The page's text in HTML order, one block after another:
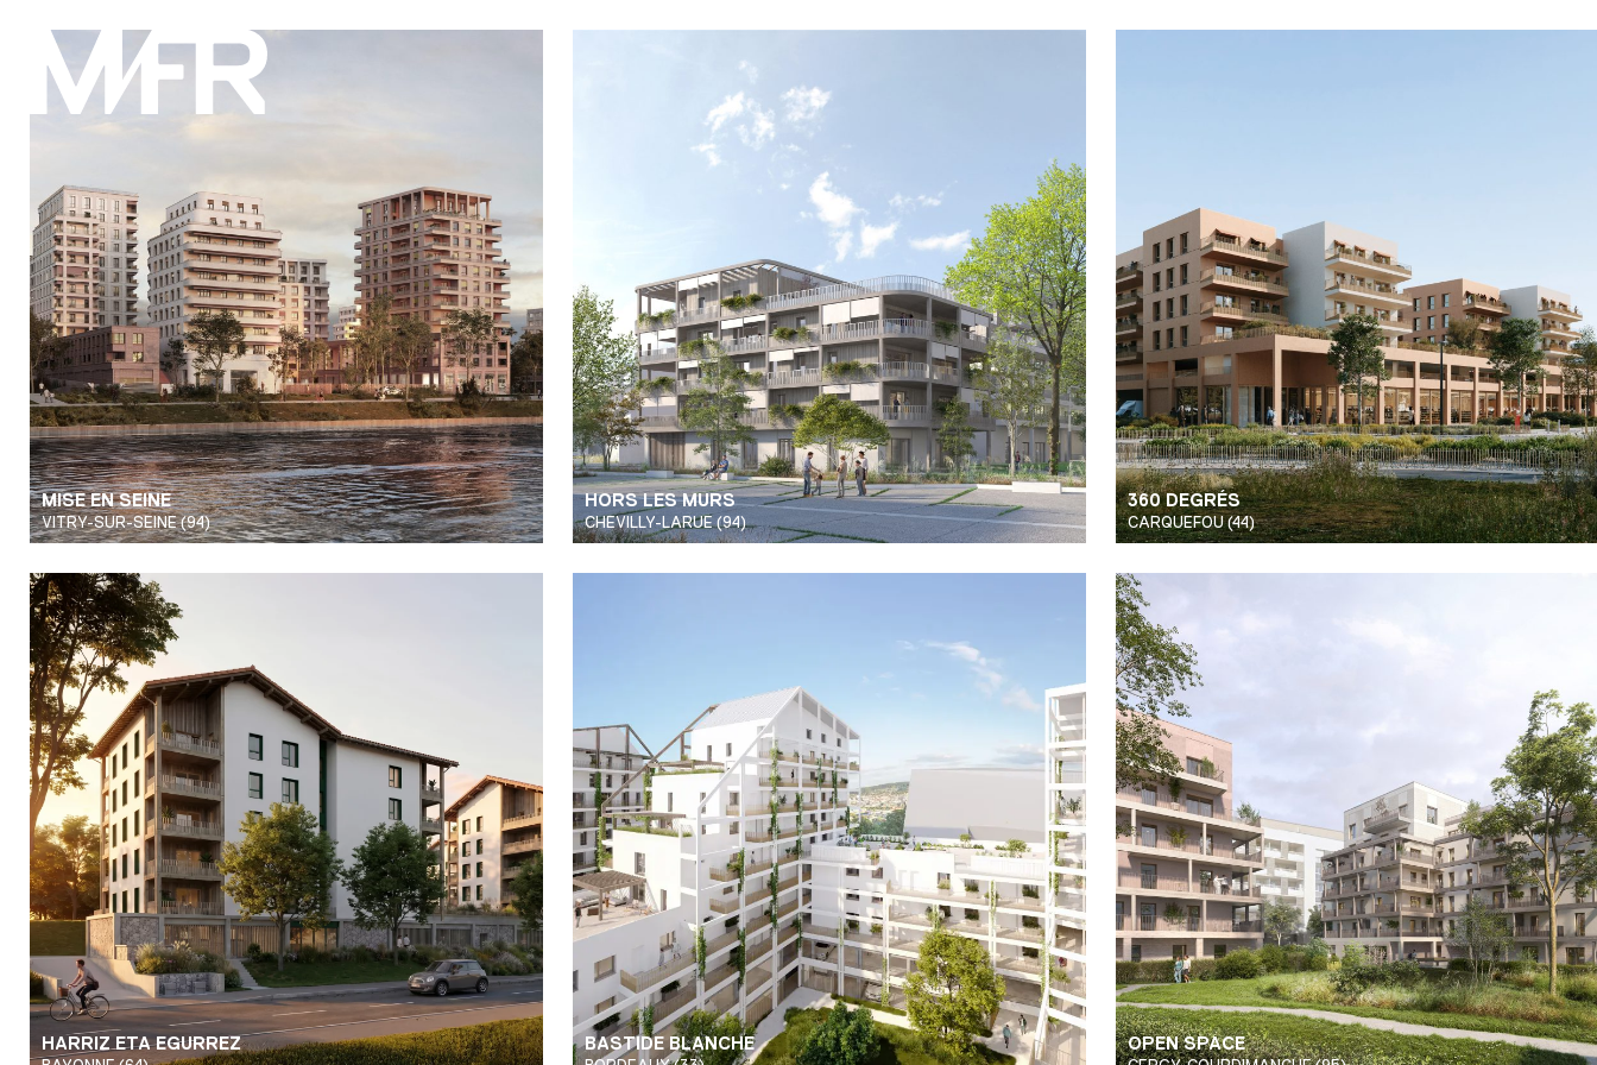
MISE EN SEINE
VITRY-SUR-SEINE (94)
HARRIZ ETA EGURREZ
HORS LES MURS
CHEVILLY-LARUE (94)
BASTIDE BLANCHE
360 DEGRÉS
CARQUEFOU (44)
OPEN SPACE